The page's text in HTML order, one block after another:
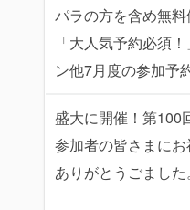
パラの方を含め無
「大人気予約必須
ン他7月度の参加予
盛大に開催！第100
参加者の皆さまに
ありがとうごました。